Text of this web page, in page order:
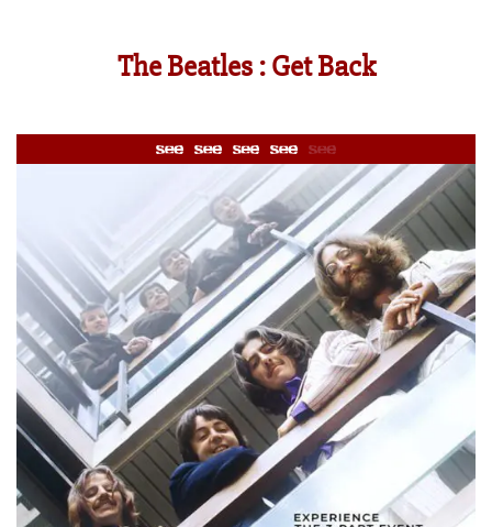
The Beatles : Get Back